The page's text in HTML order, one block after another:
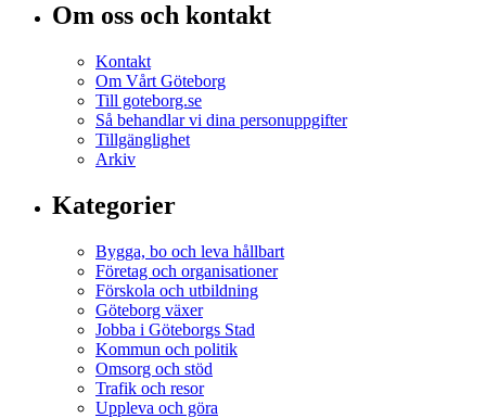
Om oss och kontakt
Kontakt
Om Vårt Göteborg
Till goteborg.se
Så behandlar vi dina personuppgifter
Tillgänglighet
Arkiv
Kategorier
Bygga, bo och leva hållbart
Företag och organisationer
Förskola och utbildning
Göteborg växer
Jobba i Göteborgs Stad
Kommun och politik
Omsorg och stöd
Trafik och resor
Uppleva och göra